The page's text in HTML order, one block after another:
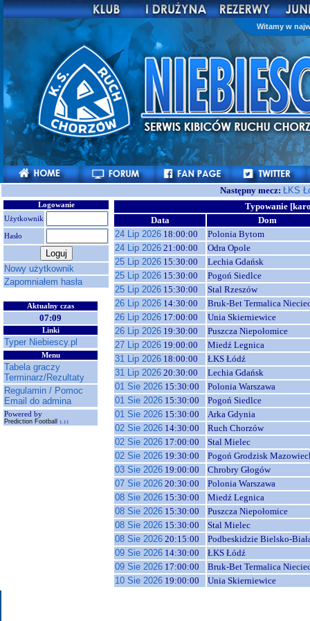
Witamy w
Następny mecz: ŁKS
Logowanie
Użytkownik
Hasło
Nowy użytkownik
Zapomniałem hasła
Aktualny czas
07:09
Linki
Typer Niebiescy.pl
Menu
Tabela graczy
Terminarz/Rezultaty
Regulamin / Pomoc
Email do admina
Powered by
Prediction Football 1.11
Typowanie
Data
Dom
24 Lip 2026 18:00:00
Polonia Bytom
24 Lip 2026 21:00:00
Odra Opole
25 Lip 2026 15:30:00
Lechia Gdańsk
25 Lip 2026 15:30:00
Pogoń Siedlce
25 Lip 2026 15:30:00
Stal Rzeszów
26 Lip 2026 14:30:00
Bruk-Bet Termalica
26 Lip 2026 17:00:00
Unia Skierniewice
26 Lip 2026 19:30:00
Puszcza Niepołomice
27 Lip 2026 19:00:00
Miedź Legnica
31 Lip 2026 18:00:00
ŁKS Łódź
31 Lip 2026 20:30:00
Lechia Gdańsk
01 Sie 2026 15:30:00
Polonia Warszawa
01 Sie 2026 15:30:00
Pogoń Siedlce
01 Sie 2026 15:30:00
Arka Gdynia
02 Sie 2026 14:30:00
Ruch Chorzów
02 Sie 2026 17:00:00
Stal Mielec
02 Sie 2026 19:30:00
Pogoń Grodzisk
03 Sie 2026 19:00:00
Chrobry Głogów
07 Sie 2026 20:30:00
Polonia Warszawa
08 Sie 2026 15:30:00
Miedź Legnica
08 Sie 2026 15:30:00
Puszcza Niepołomice
08 Sie 2026 15:30:00
Stal Mielec
08 Sie 2026 20:15:00
Podbeskidzie Bielsko-
09 Sie 2026 14:30:00
ŁKS Łódź
09 Sie 2026 17:00:00
Bruk-Bet Termalica
10 Sie 2026 19:00:00 Unia Skierniewice